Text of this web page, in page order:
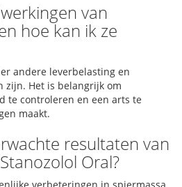
van
hoe kan ik ze
andere leverbelasting en
zijn. Het is belangrijk om
te controleren en een arts te
maakt.
resultaten van
Oral?